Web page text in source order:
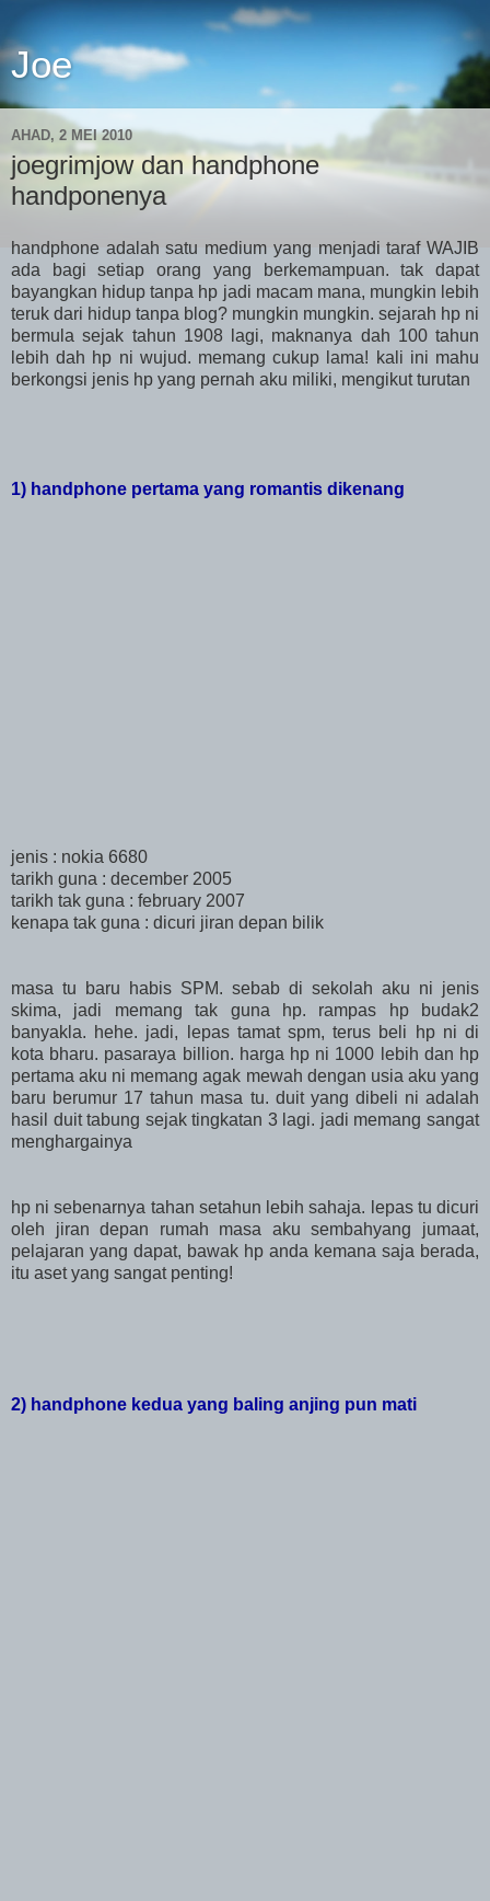
Joe
AHAD, 2 MEI 2010
joegrimjow dan handphone
handponenya
handphone adalah satu medium yang menjadi taraf WAJIB
ada bagi setiap orang yang berkemampuan. tak dapat
bayangkan hidup tanpa hp jadi macam mana, mungkin lebih
teruk dari hidup tanpa blog? mungkin mungkin. sejarah hp ni
bermula sejak tahun 1908 lagi, maknanya dah 100 tahun
lebih dah hp ni wujud. memang cukup lama! kali ini mahu
berkongsi jenis hp yang pernah aku miliki, mengikut turutan
1) handphone pertama yang romantis dikenang
jenis : nokia 6680
tarikh guna : december 2005
tarikh tak guna : february 2007
kenapa tak guna : dicuri jiran depan bilik
masa tu baru habis SPM. sebab di sekolah aku ni jenis
skima, jadi memang tak guna hp. rampas hp budak2
banyakla. hehe. jadi, lepas tamat spm, terus beli hp ni di
kota bharu. pasaraya billion. harga hp ni 1000 lebih dan hp
pertama aku ni memang agak mewah dengan usia aku yang
baru berumur 17 tahun masa tu. duit yang dibeli ni adalah
hasil duit tabung sejak tingkatan 3 lagi. jadi memang sangat
menghargainya
hp ni sebenarnya tahan setahun lebih sahaja. lepas tu dicuri
oleh jiran depan rumah masa aku sembahyang jumaat,
pelajaran yang dapat, bawak hp anda kemana saja berada,
itu aset yang sangat penting!
2) handphone kedua yang baling anjing pun mati